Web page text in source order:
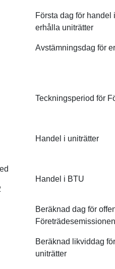
Första dag för handel
erhålla uniträtter
Avstämningsdag för
Teckningsperiod för
Handel i uniträtter
Handel i BTU
Beräknad dag för
Företrädesemissionen
Beräknad likviddag
uniträtter